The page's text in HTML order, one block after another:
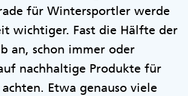
für Wintersportler werde
wichtiger. Fast die Hälfte der
an, schon immer oder
nachhaltige Produkte für
Etwa genauso viele